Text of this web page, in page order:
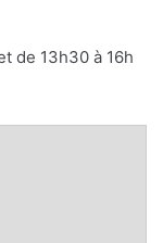
de 13h30 à 16h